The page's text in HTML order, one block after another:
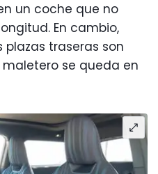
un coche que no
En cambio,
plazas traseras son
se queda en